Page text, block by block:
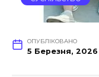
ОПУБЛІКОВАНО
5 Березня, 2026